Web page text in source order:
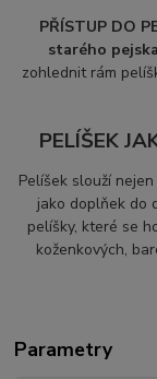
PŘÍSTUP DO
starého pejska
zohlednit rám
PELÍŠEK
Pelíšek slouží
jako doplňek do
pelíšky, které se
koženkových,
Parametry